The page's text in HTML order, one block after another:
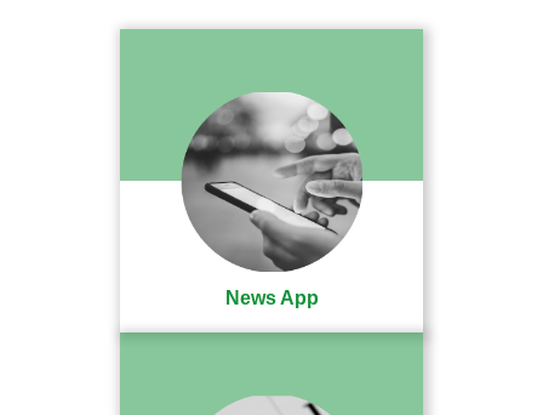
News App